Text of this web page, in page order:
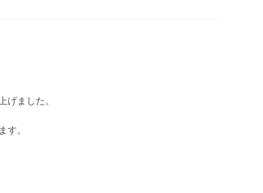
げました。
す。